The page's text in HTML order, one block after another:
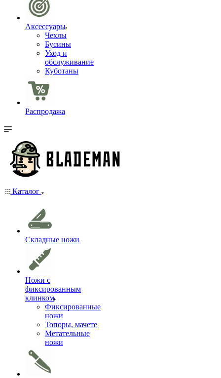
Аксессуары
Чехлы
Бусины
Уход и
обслуживание
Куботаны
Распродажа
Каталог
Складные ножи
Ножи с
фиксированным
клинком
Фиксированные
ножи
Топоры, мачете
Метательные
ножи